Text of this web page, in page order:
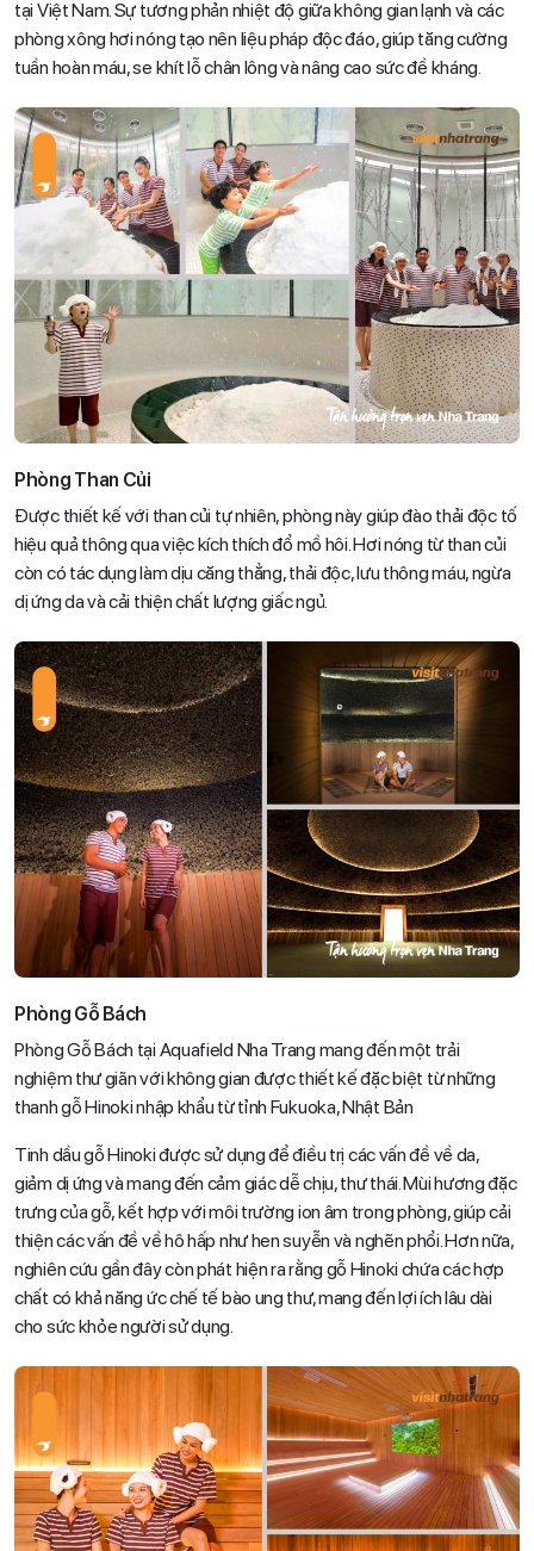
tại Việt Nam. Sự tương phản nhiệt độ giữa không gian lạnh và các
phòng xông hơi nóng tạo nên liệu pháp độc đáo, giúp tăng cường
tuần hoàn máu, se khít lỗ chân lông và nâng cao sức đề kháng.
Phòng Than Củi
Được thiết kế với than củi tự nhiên, phòng này giúp đào thải độc tố
hiệu quả thông qua việc kích thích đổ mồ hôi. Hơi nóng từ than củi
còn có tác dụng làm dịu căng thẳng, thải độc, lưu thông máu, ngừa
dị ứng da và cải thiện chất lượng giấc ngủ.
Phòng Gỗ Bách
Phòng Gỗ Bách tại Aquafield Nha Trang mang đến một trải
nghiệm thư giãn với không gian được thiết kế đặc biệt từ những
thanh gỗ Hinoki nhập khẩu từ tỉnh Fukuoka, Nhật Bản
Tinh dầu gỗ Hinoki được sử dụng để điều trị các vấn đề về da,
giảm dị ứng và mang đến cảm giác dễ chịu, thư thái. Mùi hương đặc
trưng của gỗ, kết hợp với môi trường ion âm trong phòng, giúp cải
thiện các vấn đề về hô hấp như hen suyễn và nghẽn phổi. Hơn nữa,
nghiên cứu gần đây còn phát hiện ra rằng gỗ Hinoki chứa các hợp
chất có khả năng ức chế tế bào ung thư, mang đến lợi ích lâu dài
cho sức khỏe người sử dụng.